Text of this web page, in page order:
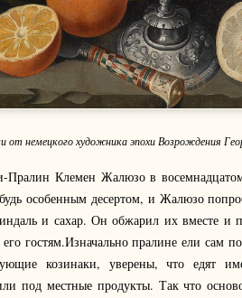
немецкого художника эпохи Возрождения
Пралин Клемен Жалюзо в
особенным десертом, и Жалюзо
и сахар. Он обжарил их вместе и
гостям.Изначально пралине ели сам
козинаки, уверены, что едят
под местные продукты. Так что